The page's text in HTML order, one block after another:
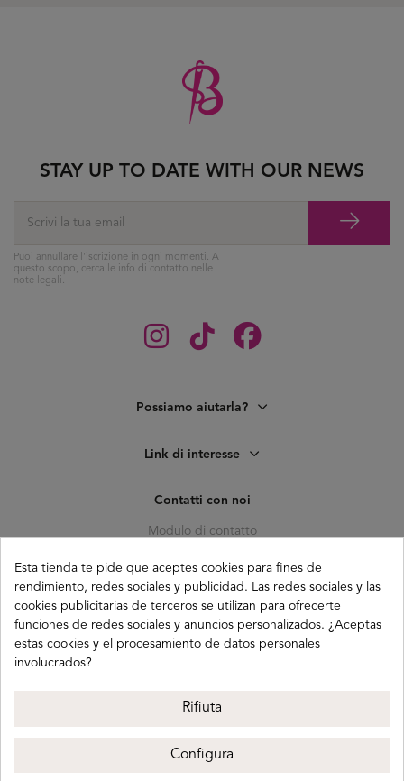
Possiamo aiutarla?
Link di interesse
Contatti con noi
Modulo di contatto
C. Pagés del Corro, 133, b
41010 (Triana) Sevilla
info@buganco.com
STAY UP TO DATE WITH OUR NEWS
Puoi annullare l'iscrizione in ogni momenti. A
questo scopo, cerca le info di contatto nelle
note legali.
Buganco 2026
Esta tienda te pide que aceptes cookies para fines de
rendimiento, redes sociales y publicidad. Las redes sociales y las
cookies publicitarias de terceros se utilizan para ofrecerte
funciones de redes sociales y anuncios personalizados. ¿Aceptas
estas cookies y el procesamiento de datos personales
involucrados?
Rifiuta
Configura